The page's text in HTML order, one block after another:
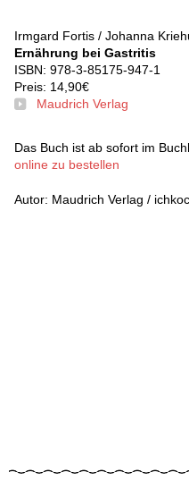
Irmgard Fortis / Johanna
Ernährung bei Gastritis
ISBN: 978-3-85175-947-1
Preis: 14,90€
Maudrich Verlag
Das Buch ist ab sofort im
online zu bestellen
Autor: Maudrich Verlag /